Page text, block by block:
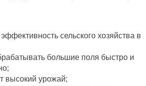
сельского хозяйства в
большие поля быстро и
высокий урожай;